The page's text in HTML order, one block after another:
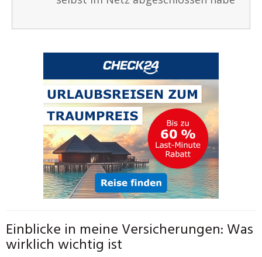
Einblicke in meine Versicherungen: Was
wirklich wichtig ist